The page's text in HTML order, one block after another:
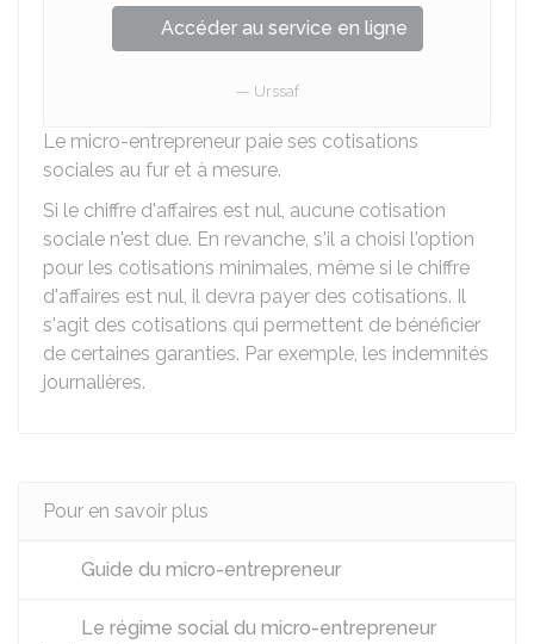
Accéder au service en ligne
Urssaf
Le micro-entrepreneur paie ses cotisations
sociales au fur et à mesure.
Si le chiffre d'affaires est nul, aucune cotisation
sociale n'est due. En revanche, s'il a choisi l'option
pour les cotisations minimales, même si le chiffre
d'affaires est nul, il devra payer des cotisations. Il
s'agit des cotisations qui permettent de bénéficier
de certaines garanties. Par exemple, les indemnités
journalières.
Pour en savoir plus
Guide du micro-entrepreneur
Le régime social du micro-entrepreneur